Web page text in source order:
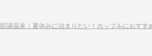
筋湯温泉｜夏休みに泊まりたい！カップルにおすす